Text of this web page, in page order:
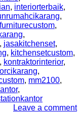
, interiorterbaik,
,
,
,
, jasakitchenset,
, kitchensetcustom,
, kontraktorinterior,
,
, mm2100,
,
Leave a comment